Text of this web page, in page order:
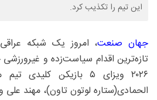
این تیم را تکذیب کرد.
جهان صنعت، امروز یک شبکه
تازه‌ترین اقدام سیاست‌زده و
۲۰۲۶ ویزای ۵ بازیکن
الحمادی(ستاره لوتون تاون)، مهند علی